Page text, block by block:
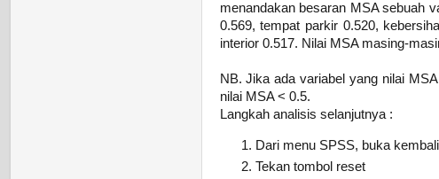
menandakan besaran MSA sebuah
0.569, tempat parkir 0.520,
interior 0.517. Nilai MSA masing-
NB. Jika ada variabel yang nilai
nilai MSA < 0.5.
Langkah analisis selanjutnya :
Dari menu SPSS, buka
Tekan tombol reset